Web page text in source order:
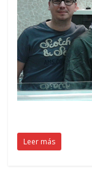
Leer más